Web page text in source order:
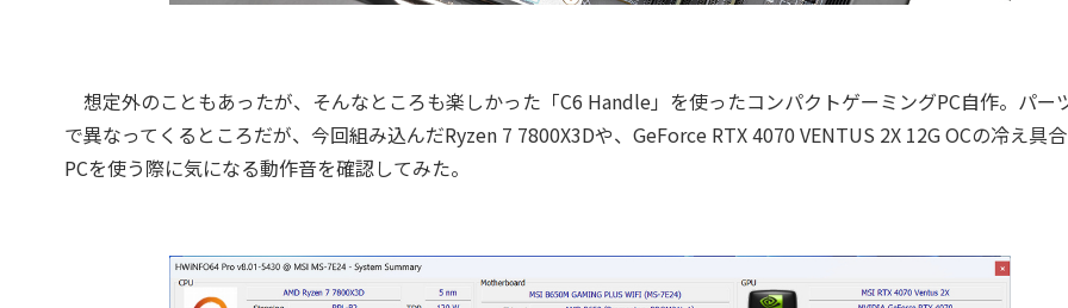
想定外のこともあったが、そんなところも楽しかった「C6 Handle」を使ったコンパクトゲーミングPC自作。パー
で異なってくるところだが、今回組み込んだRyzen 7 7800X3Dや、GeForce RTX 4070 VENTUS 2X 12G OCの冷え具合
PCを使う際に気になる動作音を確認してみた。